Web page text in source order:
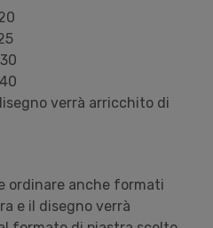
verrà arricchito di
ordinare anche formati
e il disegno verrà